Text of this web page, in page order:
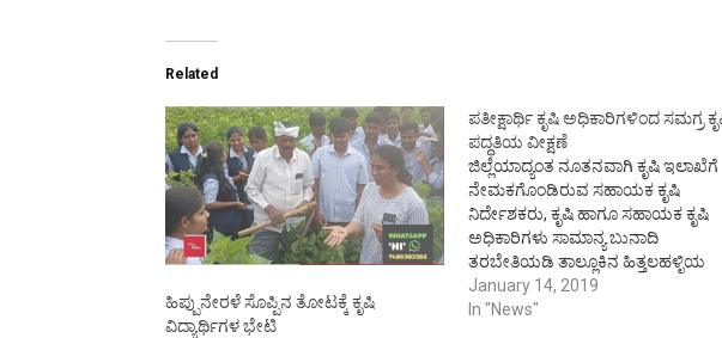
Related
ಹಿಪ್ಪುನೇರಳೆ ಸೊಪ್ಪಿನ ತೋಟಕ್ಕೆ ಕೃಷಿ
ವಿದ್ಯಾರ್ಥಿಗಳ ಭೇಟಿ
ಪತೀಕ್ಷಾರ್ಥಿ ಕೃಷಿ ಅಧಿಕಾರಿಗಳಿಂದ ಸಮಗ್ರ
ಪದ್ಧತಿಯ ವೀಕ್ಷಣೆ
ಜಿಲ್ಲೆಯಾದ್ಯಂತ ನೂತನವಾಗಿ ಕೃಷಿ ಇಲಾಖೆಗೆ
ನೇಮಕಗೊಂಡಿರುವ ಸಹಾಯಕ ಕೃಷಿ
ನಿರ್ದೇಶಕರು, ಕೃಷಿ ಹಾಗೂ ಸಹಾಯಕ ಕೃಷಿ
ಅಧಿಕಾರಿಗಳು ಸಾಮಾನ್ಯ ಬುನಾದಿ
ತರಬೇತಿಯಡಿ ತಾಲ್ಲೂಕಿನ ಹಿತ್ತಲಹಳ್ಳಿಯ
ಪ್ರಗತಿಪರ ರೈತ ಎಚ್.ಜಿ.ಗೋಪಾಲಗೌಡ
ತೋಟಕ್ಕೆ ಶನಿವಾರ ಭೇಟಿ ನೀಡಿದ್ದರು. ಜಂಟಿ
January 14, 2019
In "News"